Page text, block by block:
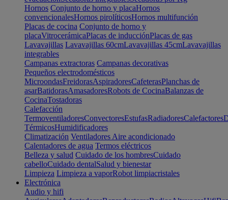
Hornos Conjunto de horno y placaHornos
convencionalesHornos pirolíticosHornos multifunción
Placas de cocina Conjunto de horno y
placaVitrocerámicaPlacas de inducciónPlacas de gas
Lavavajillas Lavavajillas 60cmLavavajillas 45cmLavavajillas
integrables
Campanas extractoras Campanas decorativas
Pequeños electrodomésticos
MicroondasFreidorasAspiradoresCafeterasPlanchas de
asarBatidorasAmasadoresRobots de CocinaBalanzas de
CocinaTostadoras
Calefacción
TermoventiladoresConvectoresEstufasRadiadoresCalefactores
TérmicosHumidificadores
Climatización Ventiladores Aire acondicionado
Calentadores de agua Termos eléctricos
Belleza y salud Cuidado de los hombresCuidado
cabelloCuidado dentalSalud y bienestar
Limpieza Limpieza a vaporRobot limpiacristales
Electrónica
Audio y hifi